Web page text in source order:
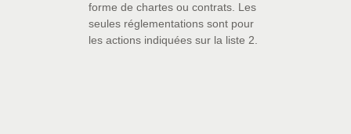
forme de chartes ou contrats. Les
seules réglementations sont pour
les actions indiquées sur la liste 2.